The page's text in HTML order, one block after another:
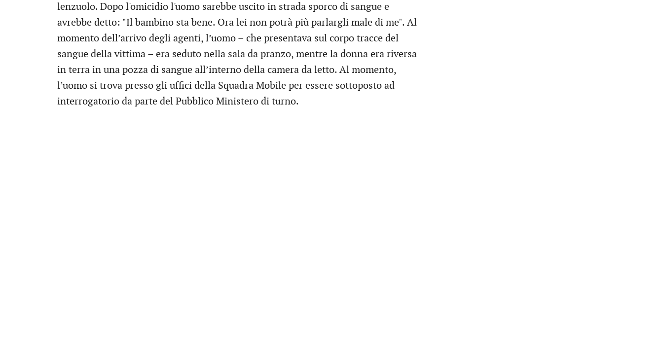
lenzuolo. Dopo l'omicidio l'uomo sarebbe uscito in strada sporco di sangue e
avrebbe detto: "Il bambino sta bene. Ora lei non potrà più parlargli male di me". Al
momento dell’arrivo degli agenti, l’uomo – che presentava sul corpo tracce del
sangue della vittima – era seduto nella sala da pranzo, mentre la donna era riversa
in terra in una pozza di sangue all’interno della camera da letto. Al momento,
l’uomo si trova presso gli uffici della Squadra Mobile per essere sottoposto ad
interrogatorio da parte del Pubblico Ministero di turno.